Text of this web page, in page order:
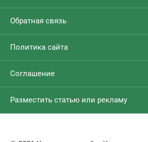
Обратная связь
Политика сайта
Соглашение
Разместить статью или рекламу